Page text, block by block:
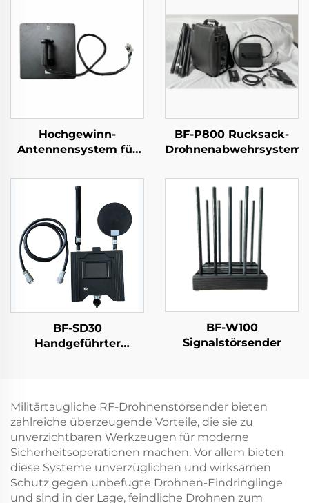
Hochgewinn-
Antennensystem für
Richtdetektion Anti-
UAV RF-Radio-Störer
Effektive
Frequenzschirmung
UAV-Signale
BF-P800 Rucksack-
Drohnenabwehrsystem
BF-SD30
Handgeführter
BF-W100
Signalstörsender
Militärtaugliche RF-Drohnenstörsender bieten
zahlreiche überzeugende Vorteile, die sie zu
unverzichtbaren Werkzeugen für moderne
Sicherheitsoperationen machen. Vor allem bieten
diese Systeme unverzüglichen und wirksamen
Schutz gegen unbefugte Drohnen-Eindringlinge
und sind in der Lage, feindliche Drohnen zum